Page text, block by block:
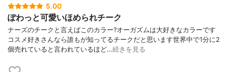
5.00
ぽわっと可愛いほめられチーク
ナーズのチークと言えばこのカラー?オーガズムは大好きなカラーです
コスメ好きさんなら誰もが知ってるチークだと思います世界中で1分に2
個売れていると言われているほど…続きを見る